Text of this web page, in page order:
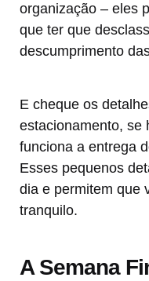
organização – eles
que ter que
descumprimento
E cheque os
estacionamento, se
funciona a entrega
Esses pequenos
dia e permitem que
tranquilo.
A Semana